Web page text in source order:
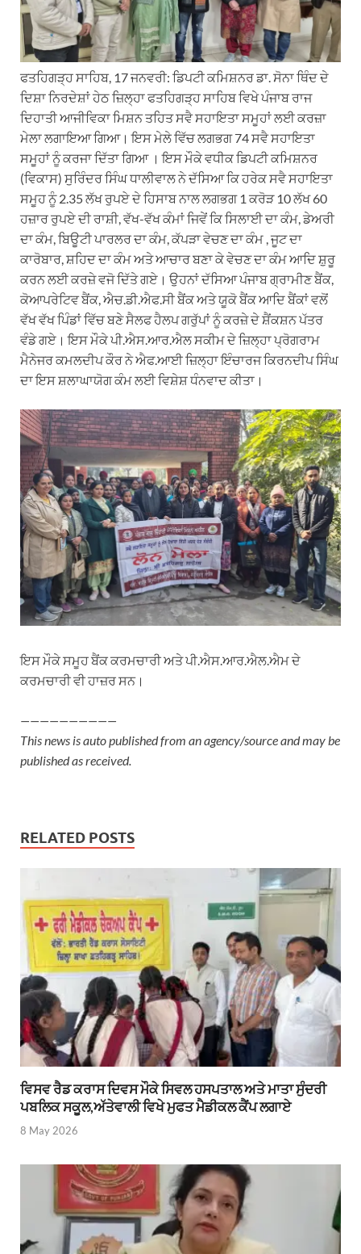
p
m
k
n
ਫਤਹਿਗੜ੍ਹ ਸਾਹਿਬ, 17 ਜਨਵਰੀ: ਡਿਪਟੀ ਕਮਿਸ਼ਨਰ ਡਾ. ਸੋਨਾ ਥਿੰਦ ਦੇ
ਦਿਸ਼ਾ ਨਿਰਦੇਸ਼ਾਂ ਹੇਠ ਜ਼ਿਲ੍ਹਾ ਫਤਹਿਗੜ੍ਹ ਸਾਹਿਬ ਵਿਖੇ ਪੰਜਾਬ ਰਾਜ
ਦਿਹਾਤੀ ਆਜੀਵਿਕਾ ਮਿਸ਼ਨ ਤਹਿਤ ਸਵੈ ਸਹਾਇਤਾ ਸਮੂਹਾਂ ਲਈ ਕਰਜ਼ਾ
ਮੇਲਾ ਲਗਾਇਆ ਗਿਆ। ਇਸ ਮੇਲੇ ਵਿੱਚ ਲਗਭਗ 74 ਸਵੈ ਸਹਾਇਤਾ
ਸਮੂਹਾਂ ਨੂੰ ਕਰਜਾ ਦਿੱਤਾ ਗਿਆ । ਇਸ ਮੌਕੇ ਵਧੀਕ ਡਿਪਟੀ ਕਮਿਸ਼ਨਰ
(ਵਿਕਾਸ) ਸੁਰਿੰਦਰ ਸਿੰਘ ਧਾਲੀਵਾਲ ਨੇ ਦੱਸਿਆ ਕਿ ਹਰੇਕ ਸਵੈ ਸਹਾਇਤਾ
ਸਮੂਹ ਨੂੰ 2.35 ਲੱਖ ਰੁਪਏ ਦੇ ਹਿਸਾਬ ਨਾਲ ਲਗਭਗ 1 ਕਰੋੜ 10 ਲੱਖ 60
ਹਜ਼ਾਰ ਰੁਪਏ ਦੀ ਰਾਸ਼ੀ, ਵੱਖ-ਵੱਖ ਕੰਮਾਂ ਜਿਵੇਂ ਕਿ ਸਿਲਾਈ ਦਾ ਕੰਮ, ਡੇਅਰੀ
ਦਾ ਕੰਮ, ਬਿਊਟੀ ਪਾਰਲਰ ਦਾ ਕੰਮ, ਕੱਪੜਾ ਵੇਚਣ ਦਾ ਕੰਮ , ਜੂਟ ਦਾ
ਕਾਰੋਬਾਰ, ਸ਼ਹਿਦ ਦਾ ਕੰਮ ਅਤੇ ਆਚਾਰ ਬਣਾ ਕੇ ਵੇਚਣ ਦਾ ਕੰਮ ਆਦਿ ਸ਼ੁਰੂ
ਕਰਨ ਲਈ ਕਰਜ਼ੇ ਵਜੋ ਦਿੱਤੇ ਗਏ। ਉਹਨਾਂ ਦੱਸਿਆ ਪੰਜਾਬ ਗ੍ਰਾਮੀਣ ਬੈਂਕ,
ਕੋਆਪਰੇਟਿਵ ਬੈਂਕ, ਐਚ.ਡੀ.ਐਫ.ਸੀ ਬੈਂਕ ਅਤੇ ਯੂਕੋ ਬੈਂਕ ਆਦਿ ਬੈਂਕਾਂ ਵਲੋਂ
ਵੱਖ ਵੱਖ ਪਿੰਡਾਂ ਵਿੱਚ ਬਣੇ ਸੈਲਫ ਹੈਲਪ ਗਰੁੱਪਾਂ ਨੂੰ ਕਰਜ਼ੇ ਦੇ ਸ਼ੈਂਕਸ਼ਨ ਪੱਤਰ
ਵੰਡੇ ਗਏ। ਇਸ ਮੌਕੇ ਪੀ.ਐਸ.ਆਰ.ਐਲ ਸਕੀਮ ਦੇ ਜ਼ਿਲ੍ਹਾ ਪ੍ਰੋਗਰਾਮ
ਮੈਨੇਜਰ ਕਮਲਦੀਪ ਕੌਰ ਨੇ ਐਫ.ਆਈ ਜ਼ਿਲ੍ਹਾ ਇੰਚਾਰਜ ਕਿਰਨਦੀਪ ਸਿੰਘ
ਦਾ ਇਸ ਸ਼ਲਾਘਾਯੋਗ ਕੰਮ ਲਈ ਵਿਸ਼ੇਸ਼ ਧੰਨਵਾਦ ਕੀਤਾ।
ਇਸ ਮੌਕੇ ਸਮੂਹ ਬੈਂਕ ਕਰਮਚਾਰੀ ਅਤੇ ਪੀ.ਐਸ.ਆਰ.ਐਲ.ਐਮ ਦੇ
ਕਰਮਚਾਰੀ ਵੀ ਹਾਜ਼ਰ ਸਨ।
——————————
This news is auto published from an agency/source and may be
published as received.
RELATED POSTS
ਵਿਸਵ ਰੈਡ ਕਰਾਸ ਦਿਵਸ ਮੌਕੇ ਸਿਵਲ ਹਸਪਤਾਲ ਅਤੇ ਮਾਤਾ ਸੁੰਦਰੀ
ਪਬਲਿਕ ਸਕੂਲ,ਅੱਤੇਵਾਲੀ ਵਿਖੇ ਮੁਫਤ ਮੈਡੀਕਲ ਕੈਂਪ ਲਗਾਏ
8 May 2026